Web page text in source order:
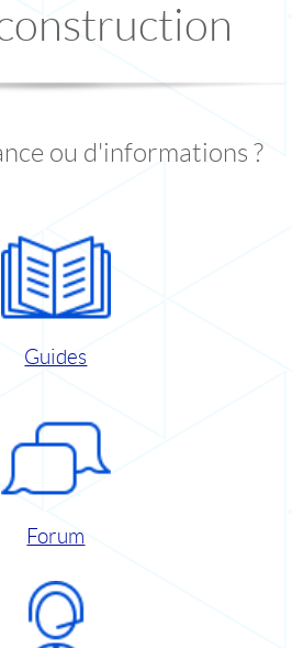
ou d'informations ?
Guides
Forum